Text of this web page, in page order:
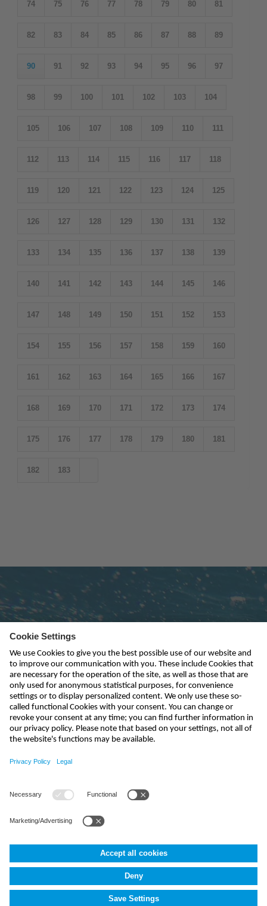
74 75 76 77 78 79 80 81
82 83 84 85 86 87 88 89
90 91 92 93 94 95 96 97
98 99 100 101 102 103 104
105 106 107 108 109 110 111
112 113 114 115 116 117 118
119 120 121 122 123 124 125
126 127 128 129 130 131 132
133 134 135 136 137 138 139
140 141 142 143 144 145 146
147 148 149 150 151 152 153
154 155 156 157 158 159 160
161 162 163 164 165 166 167
168 169 170 171 172 173 174
175 176 177 178 179 180 181
182 183
Subscribe to newsletter
send
+91 44 6923 0047
NIVUS Technologies India Pvt. Ltd.,Porur,